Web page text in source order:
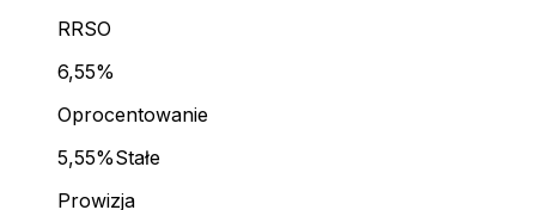
RRSO
6,55%
Oprocentowanie
5,55%Stałe
Prowizja